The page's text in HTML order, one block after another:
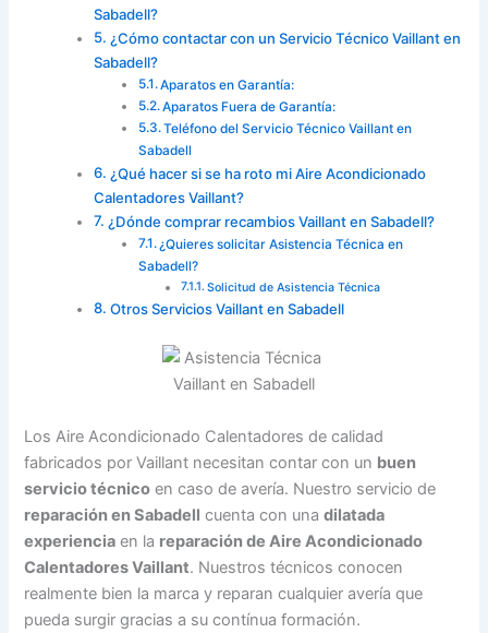
Sabadell?
¿Cómo contactar con un Servicio Técnico Vaillant en
Sabadell?
Aparatos en Garantía:
Aparatos Fuera de Garantía:
Teléfono del Servicio Técnico Vaillant en
Sabadell
¿Qué hacer si se ha roto mi Aire Acondicionado
Calentadores Vaillant?
¿Dónde comprar recambios Vaillant en Sabadell?
¿Quieres solicitar Asistencia Técnica en
Sabadell?
Solicitud de Asistencia Técnica
Otros Servicios Vaillant en Sabadell
Los Aire Acondicionado Calentadores de calidad
fabricados por Vaillant necesitan contar con un buen
servicio técnico en caso de avería. Nuestro servicio de
reparación en Sabadell cuenta con unadilatada
experiencia en la reparación de Aire Acondicionado
Calentadores Vaillant. Nuestros técnicos conocen
realmente bien la marca y reparan cualquier avería que
pueda surgir gracias a su contínua formación.